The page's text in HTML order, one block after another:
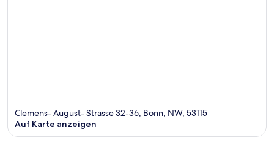
Clemens- August- Strasse 32-36, Bonn, NW, 53115
Auf Karte anzeigen